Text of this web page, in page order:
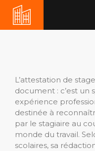
Aller
contenu
L’attestation de
document : c’est un
expérience
destinée à
par le stagiaire au
monde du travail.
scolaires, sa